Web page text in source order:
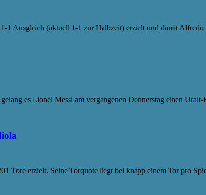
1 Ausgleich (aktuell 1-1 zur Halbzeit) erzielt und damit Alfredo
es Lionel Messi am vergangenen Donnerstag einen
Tore erzielt. Seine Torquote liegt bei knapp einem Tor pro